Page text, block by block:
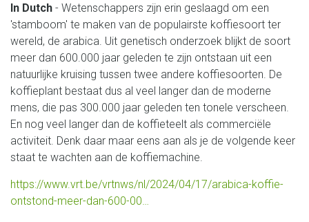
In Dutch - Wetenschappers zijn erin geslaagd om een
'stamboom' te maken van de populairste koffiesoort ter
wereld, de arabica. Uit genetisch onderzoek blijkt de soort
meer dan 600.000 jaar geleden te zijn ontstaan uit een
natuurlijke kruising tussen twee andere koffiesoorten. De
koffieplant bestaat dus al veel langer dan de moderne
mens, die pas 300.000 jaar geleden ten tonele verscheen.
En nog veel langer dan de koffieteelt als commerciële
activiteit. Denk daar maar eens aan als je de volgende keer
staat te wachten aan de koffiemachine.
https://www.vrt.be/vrtnws/nl/2024/04/17/arabica-koffie-
ontstond-meer-dan-600-00…